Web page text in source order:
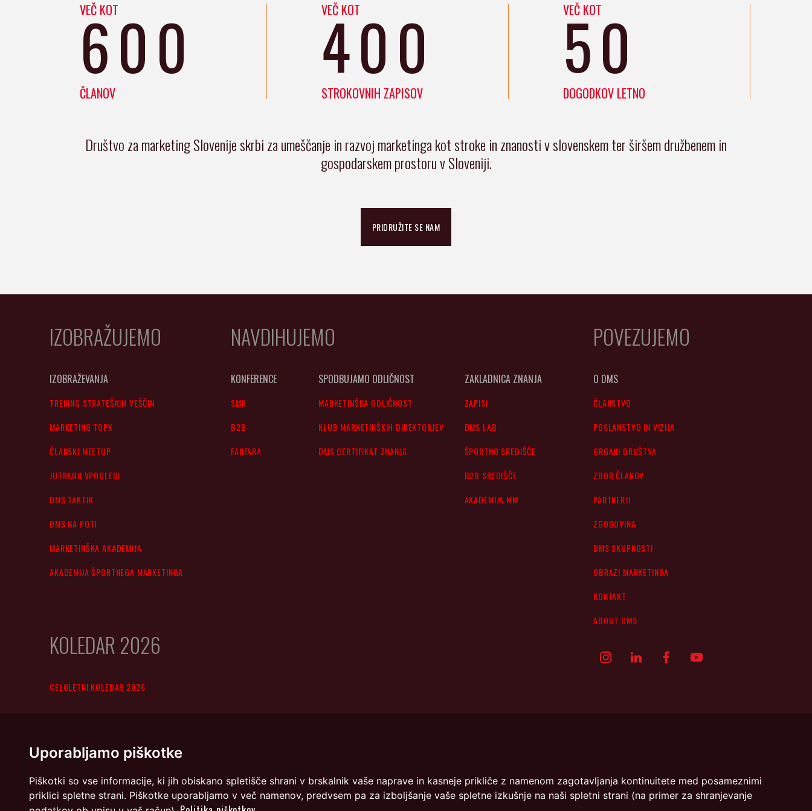
Uporabljamo piškotke
Piškotki so vse informacije, ki jih obiskano spletišče shrani v brskalnik vaše naprave in kasneje prikliče z namenom zagotavljanja kontinuitete med posameznimi
priklici spletne strani. Piškotke uporabljamo v več namenov, predvsem pa za izboljšanje vaše spletne izkušnje na naši spletni strani (na primer za shranjevanje
VEČ KOT
600
ČLANOV
VEČ KOT
400
STROKOVNIH ZAPISOV
VEČ KOT
50
DOGODKOV LETNO
Društvo za marketing Slovenije skrbi za umeščanje in razvoj marketinga kot stroke in znanosti v slovenskem ter širšem družbenem in
gospodarskem prostoru v Sloveniji.
PRIDRUŽITE SE NAM
IZOBRAŽUJEMO
IZOBRAŽEVANJA
TRENING STRATEŠKIH VEŠČIN
MARKETING TOPX
ČLANSKI MEETUP
JUTRANJI VPOGLEDI
DMS TAKTIK
DMS NA POTI
MARKETINŠKA AKADEMIJA
AKADEMIJA ŠPORTNEGA MARKETINGA
KOLEDAR 2026
CELOLETNI KOLEDAR 2026
NAVDIHUJEMO
KONFERENCE
SMK
B2B
FANFARA
SPODBUJAMO ODLIČNOST
MARKETINŠKA ODLIČNOST
KLUB MARKETINŠKIH DIREKTORJEV
DMS CERTIFIKAT ZNANJA
ZAKLADNICA ZNANJA
ZAPISI
DMS LAB
ŠPORTNO SREDIŠČE
B2B SREDIŠČE
AKADEMIJA MM
POVEZUJEMO
O DMS
ČLANSTVO
POSLANSTVO IN VIZIJA
ORGANI DRUŠTVA
ZBOR ČLANOV
PARTNERJI
ZGODOVINA
DMS SKUPNOSTI
OBRAZI MARKETINGA
KONTAKT
ABOUT DMS
Društvo za marketing Slovenije - DMS | Dimičeva ulica 13 | 1000 Ljubljana